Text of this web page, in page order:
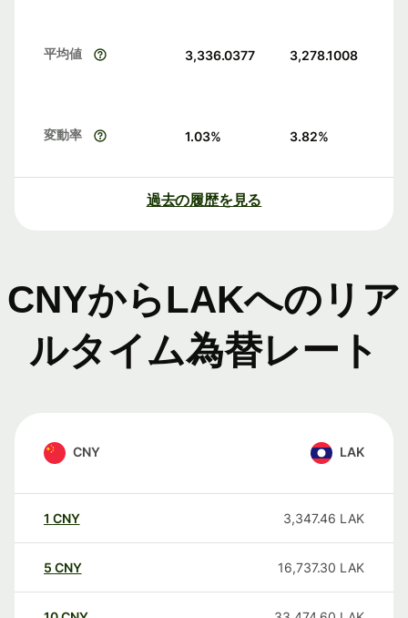
平均値 3,336.0377 3,278.1008
変動率 1.03% 3.82%
過去の履歴を見る
CNYからLAKへのリア
ルタイム為替レート
CNY LAK
1 CNY 3,347.46 LAK
5 CNY 16,737.30 LAK